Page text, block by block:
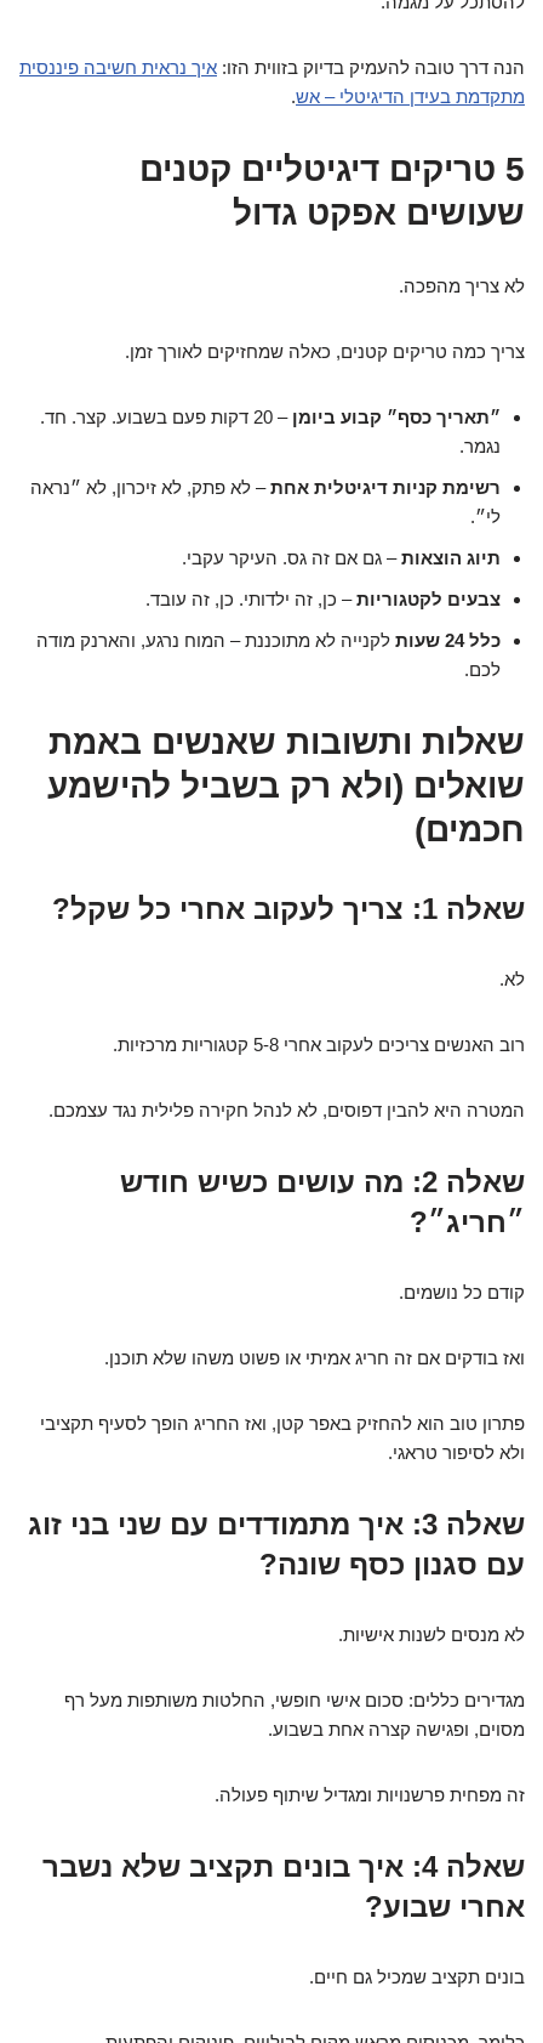
הנה דרך טובה להעמיק בדיוק בזווית הזו: איך נראית חשיבה פיננסית
מתקדמת בעידן הדיגיטלי – אש.
5 טריקים דיגיטליים קטנים
שעושים אפקט גדול
לא צריך מהפכה.
צריך כמה טריקים קטנים, כאלה שמחזיקים לאורך זמן.
״תאריך כסף״ קבוע ביומן
– 20 דקות פעם בשבוע. קצר. חד.
נגמר.
רשימת קניות דיגיטלית אחת– לא פתק, לא זיכרון, לא ״נראה
לי״.
תיוג הוצאות– גם אם זה גס. העיקר עקבי.
צבעים לקטגוריות– כן, זה ילדותי. כן, זה עובד.
כלל 24 שעות
לקנייה לא מתוכננת – המוח נרגע, והארנק מודה
לכם.
שאלות ותשובות שאנשים באמת
שואלים (ולא רק בשביל להישמע
חכמים)
שאלה 1: צריך לעקוב אחרי כל שקל?
לא.
רוב האנשים צריכים לעקוב אחרי 5-8 קטגוריות מרכזיות.
המטרה היא להבין דפוסים, לא לנהל חקירה פלילית נגד עצמכם.
שאלה 2: מה עושים כשיש חודש
״חריג״?
קודם כל נושמים.
ואז בודקים אם זה חריג אמיתי או פשוט משהו שלא תוכנן.
פתרון טוב הוא להחזיק באפר קטן, ואז החריג הופך לסעיף תקציבי
ולא לסיפור טראגי.
שאלה 3: איך מתמודדים עם שני בני זוג
עם סגנון כסף שונה?
לא מנסים לשנות אישיות.
מגדירים כללים: סכום אישי חופשי, החלטות משותפות מעל רף
מסוים, ופגישה קצרה אחת בשבוע.
זה מפחית פרשנויות ומגדיל שיתוף פעולה.
שאלה 4: איך בונים תקציב שלא נשבר
אחרי שבוע?
בונים תקציב שמכיל גם חיים.